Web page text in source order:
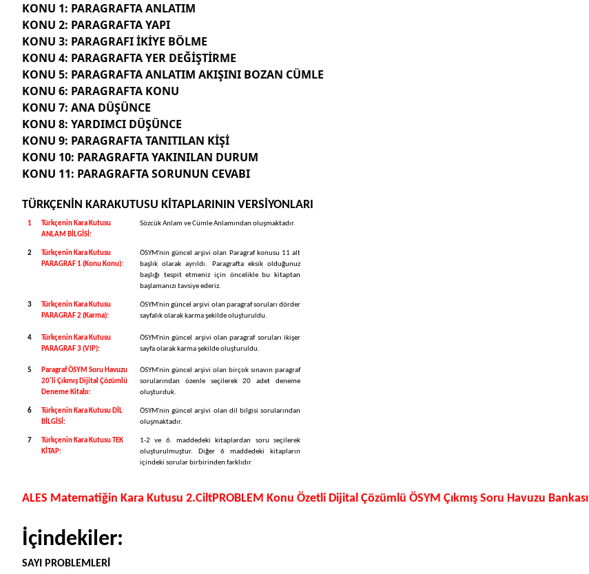
KONU 1: PARAGRAFTA ANLATIM
KONU 2: PARAGRAFTA YAPI
KONU 3: PARAGRAFI İKİYE BÖLME
KONU 4: PARAGRAFTA YER DEĞİŞTİRME
KONU 5: PARAGRAFTA ANLATIM AKIŞINI BOZAN CÜMLE
KONU 6: PARAGRAFTA KONU
KONU 7: ANA DÜŞÜNCE
KONU 8: YARDIMCI DÜŞÜNCE
KONU 9: PARAGRAFTA TANITILAN KİŞİ
KONU 10: PARAGRAFTA YAKINILAN DURUM
KONU 11: PARAGRAFTA SORUNUN CEVABI
TÜRKÇENİN KARAKUTUSU KİTAPLARININ VERSİYONLARI
1
Türkçenin Kara Kutusu
ANLAM BİLGİSİ:
Sözcük Anlam ve Cümle Anlamından oluşmaktadır.
2
Türkçenin Kara Kutusu
PARAGRAF 1 (Konu Konu):
ÖSYM'nin güncel arşivi olan Paragraf konusu 11 alt
başlık ola­rak ayrıldı. Paragrafta eksik olduğunuz
başlığı tespit etmeniz için öncelikle bu kitaptan
başlamanızı tavsiye ederiz.
3
Türkçenin Kara Kutusu
PARAGRAF 2 (Karma):
ÖSYM'nin güncel arşivi olan paragraf soruları dörder
sayfalık olarak karma şekilde oluşturuldu.
4
Türkçenin Kara Kutusu
PARAGRAF 3 (VIP):
ÖSYM'nin güncel arşivi olan paragraf soruları ikişer
sayfa ola­rak karma şekilde oluşturuldu.
5
Paragraf ÖSYM Soru Havuzu
20'li Çıkmış Dijital Çözümlü
Deneme Kitabı:
ÖSYM'nin güncel arşivi olan birçok sınavın paragraf
soruların­dan özenle seçilerek 20 adet deneme
oluşturduk.
6
Türkçenin Kara Kutusu DİL
BİLGİSİ:
ÖSYM'nin güncel arşivi olan dil bilgisi sorularından
oluşmak­tadır.
7
Türkçenin Kara Kutusu TEK
KİTAP:
1-2 ve 6. maddedeki kitaplardan soru seçilerek
oluşturulmuş­tur. Diğer 6 maddedeki kitapların
içindeki sorular birbirinden farklıdır
ALES Matematiğin Kara Kutusu 2.CiltPROBLEM Konu Özetli Dijital Çözümlü ÖSYM Çıkmış Soru Havuzu Bankası
İçindekiler:
SAYI PROBLEMLERİ